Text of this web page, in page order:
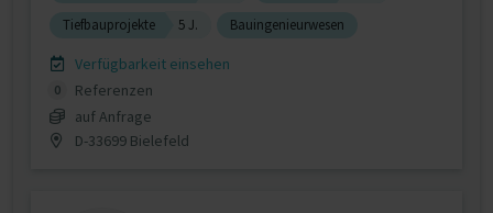
Tiefbauprojekte
5 J. Bauingenieurwesen
Verfügbarkeit einsehen
0
Referenzen
auf Anfrage
D-33699 Bielefeld